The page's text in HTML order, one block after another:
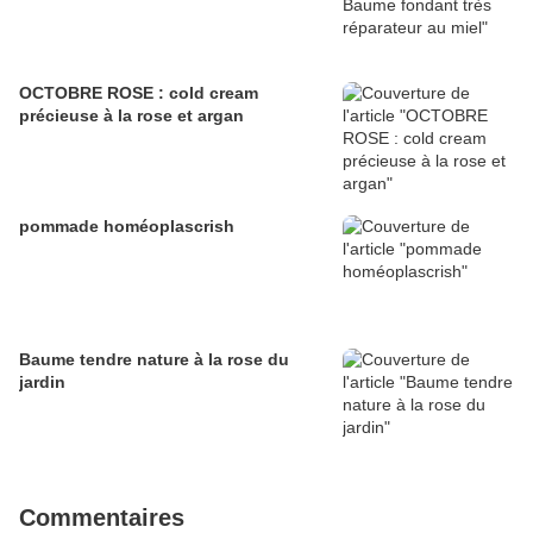
OCTOBRE ROSE : cold cream
précieuse à la rose et argan
pommade homéoplascrish
Baume tendre nature à la rose du
jardin
Commentaires